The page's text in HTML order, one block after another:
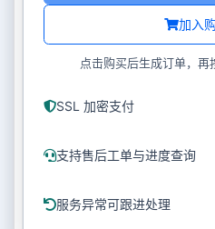
加入
点击购买后生成订单，再
SSL 加密支付
支持售后工单与进度查询
服务异常可跟进处理